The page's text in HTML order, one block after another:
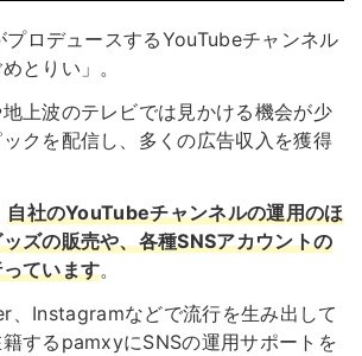
ロデュースするYouTubeチャンネル
とりい」。
上波のテレビでは見かける機会が少
クを配信し、多くの広告収入を獲得
自社のYouTubeチャンネルの運用のほ
ズの販売や、各種SNSアカウントの
ています。
、Instagramなどで流行を生み出して
するpamxyにSNSの運用サポートを